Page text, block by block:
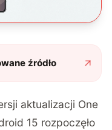
źródło
aktualizacji One
15 rozpoczęło